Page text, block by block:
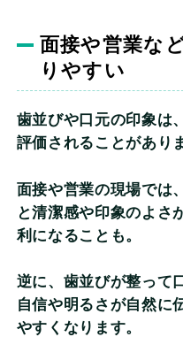
面接や営業な
りやすい
歯並びや口元の印象は
評価されることがあり
面接や営業の現場では
と清潔感や印象のよさ
利になることも。
逆に、歯並びが整って
自信や明るさが自然に
やすくなります。